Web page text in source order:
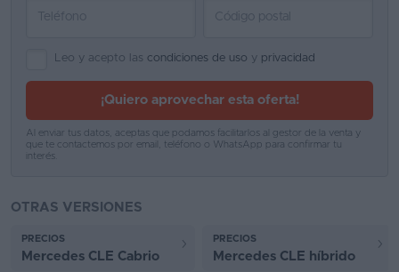
Blog
Ventas
de
2026
Leo y acepto las condiciones de uso y privacidad
¡Quiero aprovechar esta oferta!
Al enviar tus datos, aceptas que podamos facilitarlos al gestor de la venta y
que te contactemos por email, teléfono o WhatsApp para confirmar tu
interés.
OTRAS VERSIONES
PRECIOS
Mercedes CLE Cabrio
PRECIOS
Mercedes CLE híbrido